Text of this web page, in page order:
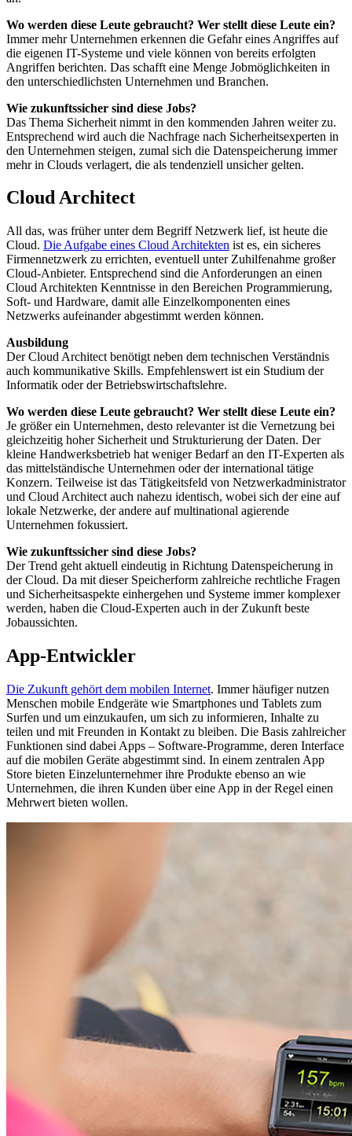
Wo werden diese Leute gebraucht? Wer stellt diese Leute ein?
Immer mehr Unternehmen erkennen die Gefahr eines Angriffes auf
die eigenen IT-Systeme und viele können von bereits erfolgten
Angriffen berichten. Das schafft eine Menge Jobmöglichkeiten in
den unterschiedlichsten Unternehmen und Branchen.
Wie zukunftssicher sind diese Jobs?
Das Thema Sicherheit nimmt in den kommenden Jahren weiter zu.
Entsprechend wird auch die Nachfrage nach Sicherheitsexperten in
den Unternehmen steigen, zumal sich die Datenspeicherung immer
mehr in Clouds verlagert, die als tendenziell unsicher gelten.
Cloud Architect
All das, was früher unter dem Begriff Netzwerk lief, ist heute die
Cloud. Die Aufgabe eines Cloud Architekten ist es, ein sicheres
Firmennetzwerk zu errichten, eventuell unter Zuhilfenahme großer
Cloud-Anbieter. Entsprechend sind die Anforderungen an einen
Cloud Architekten Kenntnisse in den Bereichen Programmierung,
Soft- und Hardware, damit alle Einzelkomponenten eines
Netzwerks aufeinander abgestimmt werden können.
Ausbildung
Der Cloud Architect benötigt neben dem technischen Verständnis
auch kommunikative Skills. Empfehlenswert ist ein Studium der
Informatik oder der Betriebswirtschaftslehre.
Wo werden diese Leute gebraucht? Wer stellt diese Leute ein?
Je größer ein Unternehmen, desto relevanter ist die Vernetzung bei
gleichzeitig hoher Sicherheit und Strukturierung der Daten. Der
kleine Handwerksbetrieb hat weniger Bedarf an den IT-Experten als
das mittelständische Unternehmen oder der international tätige
Konzern. Teilweise ist das Tätigkeitsfeld von Netzwerkadministrator
und Cloud Architect auch nahezu identisch, wobei sich der eine auf
lokale Netzwerke, der andere auf multinational agierende
Unternehmen fokussiert.
Wie zukunftssicher sind diese Jobs?
Der Trend geht aktuell eindeutig in Richtung Datenspeicherung in
der Cloud. Da mit dieser Speicherform zahlreiche rechtliche Fragen
und Sicherheitsaspekte einhergehen und Systeme immer komplexer
werden, haben die Cloud-Experten auch in der Zukunft beste
Jobaussichten.
App-Entwickler
Die Zukunft gehört dem mobilen Internet. Immer häufiger nutzen
Menschen mobile Endgeräte wie Smartphones und Tablets zum
Surfen und um einzukaufen, um sich zu informieren, Inhalte zu
teilen und mit Freunden in Kontakt zu bleiben. Die Basis zahlreicher
Funktionen sind dabei Apps – Software-Programme, deren Interface
auf die mobilen Geräte abgestimmt sind. In einem zentralen App
Store bieten Einzelunternehmer ihre Produkte ebenso an wie
Unternehmen, die ihren Kunden über eine App in der Regel einen
Mehrwert bieten wollen.